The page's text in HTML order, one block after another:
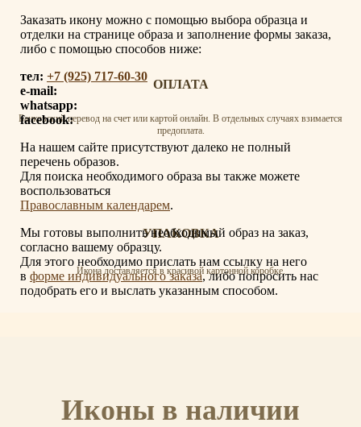
ОПЛАТА
Банковский перевод на счет или картой онлайн. В отдельных случаях взимается
предоплата.
УПАКОВКА
Икона доставляется в красивой картонной коробке.
К иконе прилагается сертификат с указанием мастера, материалов и отделки
иконы.
Заказать икону можно с помощью выбора образца и
отделки на странице образа и заполнение формы заказа,
либо с помощью способов ниже:
тел: +7 (925) 717-60-30
e-mail:
whatsapp:
facebook:
На нашем сайте присутствуют далеко не полный
перечень образов.
Для поиска необходимого образа вы также можете
воспользоваться
Православным календарем.
Мы готовы выполнить необходимый образ на заказ,
согласно вашему образцу.
Для этого необходимо прислать нам ссылку на него
в форме индивидуального заказа, либо попросить нас
подобрать его и выслать указанным способом.
Иконы в наличии